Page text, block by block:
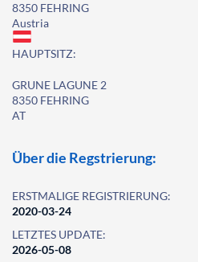
8350 FEHRING
Austria
HAUPTSITZ:
GRUNE LAGUNE 2
8350 FEHRING
AT
Über die Regstrierung:
ERSTMALIGE REGISTRIERUNG:
2020-03-24
LETZTES UPDATE:
2026-05-08